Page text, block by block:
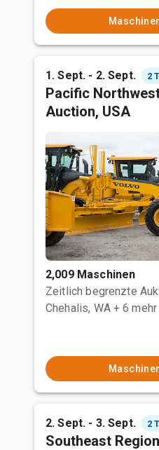
1. Sept. - 2. Sept. 2
Pacific
Auction, USA
2,009 Maschinen
Zeitlich begrenzte
Chehalis, WA + 6 mehr
2. Sept. - 3. Sept. 2
Southeast